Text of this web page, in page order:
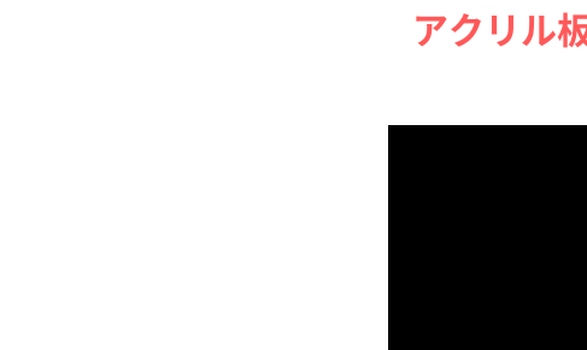
アクリル